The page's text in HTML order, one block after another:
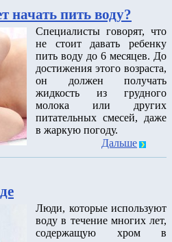
начать пить воду?
Специалисты говорят, что
не стоит давать ребенку
пить воду до 6 месяцев. До
достижения этого возраста,
он должен получать
жидкость из грудного
молока или других
питательных смесей, даже
в жаркую погоду.
Дальше
Люди, которые используют
воду в течение многих лет,
содержащую хром в